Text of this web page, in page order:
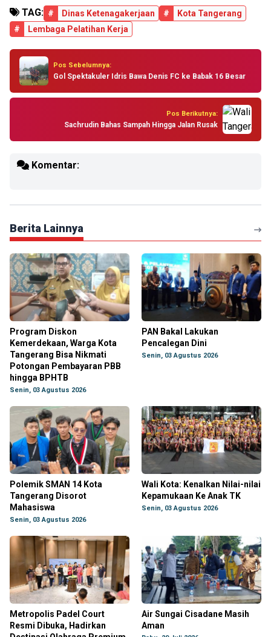
TAG: # Dinas Ketenagakerjaan #
Kota Tangerang
#
Lembaga Pelatihan Kerja
Pos Sebelumnya:
Gol Spektakuler Idris Bawa Denis FC ke Babak 16 Besar
Pos Berikutnya:
Sachrudin Bahas Sampah Hingga Jalan Rusak
Komentar:
Berita Lainnya
Program Diskon
Kemerdekaan, Warga Kota
Tangerang Bisa Nikmati
Potongan Pembayaran PBB
hingga BPHTB
Senin, 03 Agustus 2026
PAN Bakal Lakukan
Pencalegan Dini
Senin, 03 Agustus 2026
Polemik SMAN 14 Kota
Tangerang Disorot
Mahasiswa
Senin, 03 Agustus 2026
Wali Kota: Kenalkan Nilai-nilai
Kepamukaan Ke Anak TK
Senin, 03 Agustus 2026
Metropolis Padel Court
Resmi Dibuka, Hadirkan
Air Sungai Cisadane Masih
Aman